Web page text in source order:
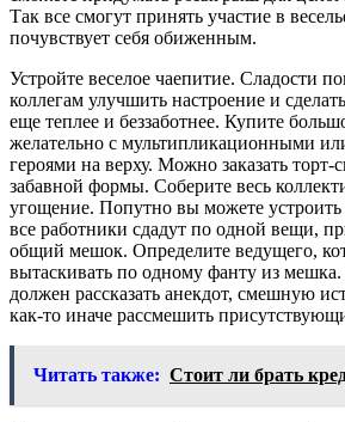
Так все смогут принять участие в
почувствует себя обиженным.
Устройте веселое чаепитие. Сладости
коллегам улучшить настроение и
еще теплее и беззаботнее. Купите
желательно с мультипликационными
героями на верху. Можно заказать
забавной формы. Соберите весь
угощение. Попутно вы можете
все работники сдадут по одной вещи,
общий мешок. Определите ведущего,
вытаскивать по одному фанту из
должен рассказать анекдот, смешную
как-то иначе рассмешить
Читать также: Стоит ли брать